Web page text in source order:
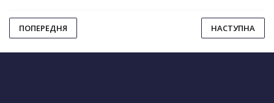
ПОПЕРЕДНЯ НАСТУПНА